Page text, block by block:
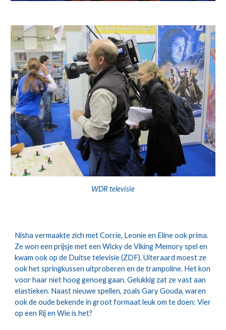
WDR televisie
Nisha vermaakte zich met Corrie, Leonie en Eline ook prima.
Ze won een prijsje met een Wicky de Viking Memory spel en
kwam ook op de Duitse televisie (ZDF). Uiteraard moest ze
ook het springkussen uitproberen en de trampoline. Het kon
voor haar niet hoog genoeg gaan. Gelukkig zat ze vast aan
elastieken. Naast nieuwe spellen, zoals Gary Gouda, waren
ook de oude bekende in groot formaat leuk om te doen: Vier
op een Rij en Wie is het?